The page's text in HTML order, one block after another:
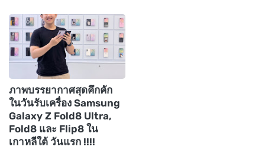
ภาพบรรยากาศสุดคึกคัก
ในวันรับเครื่อง Samsung
Galaxy Z Fold8 Ultra,
Fold8 และ Flip8 ใน
เกาหลีใต้ วันแรก !!!!